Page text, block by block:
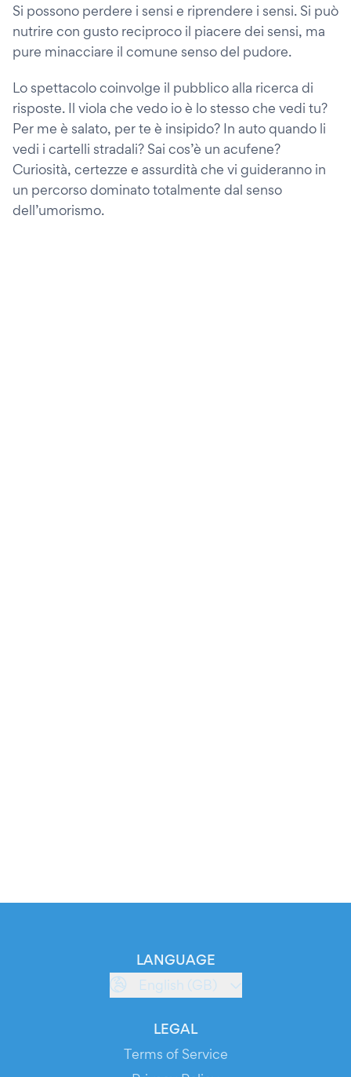
Si possono perdere i sensi e riprendere i sensi. Si può
nutrire con gusto reciproco il piacere dei sensi, ma
pure minacciare il comune senso del pudore.
Lo spettacolo coinvolge il pubblico alla ricerca di
risposte. Il viola che vedo io è lo stesso che vedi tu?
Per me è salato, per te è insipido? In auto quando li
vedi i cartelli stradali? Sai cos’è un acufene?
Curiosità, certezze e assurdità che vi guideranno in
un percorso dominato totalmente dal senso
dell’umorismo.
LANGUAGE
English (GB)
LEGAL
Terms of Service